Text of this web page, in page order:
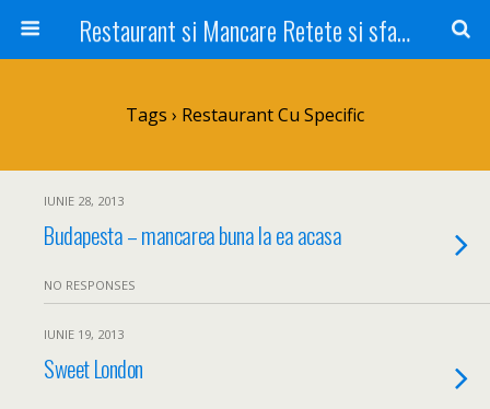
Restaurant si Mancare Retete si sfaturi Picant bun si rapid
Tags › Restaurant Cu Specific
IUNIE 28, 2013
Budapesta – mancarea buna la ea acasa
NO RESPONSES
IUNIE 19, 2013
Sweet London